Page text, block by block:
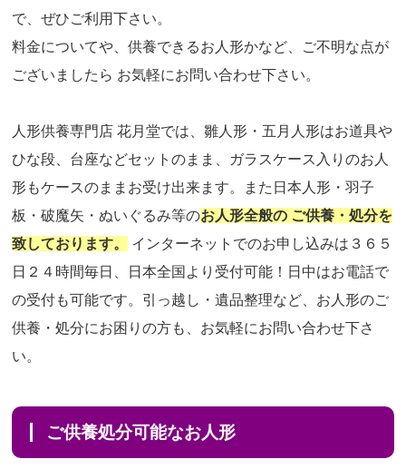
で、ぜひご利用下さい。
料金についてや、供養できるお人形かなど、ご不明な点が
ございましたら お気軽にお問い合わせ下さい。
人形供養専門店 花月堂では、雛人形・五月人形はお道具や
ひな段、台座などセットのまま、ガラスケース入りのお人
形もケースのままお受け出来ます。また日本人形・羽子
板・破魔矢・ぬいぐるみ等のお人形全般の ご供養・処分を
致しております。
インターネットでのお申し込みは３６５
日２４時間毎日、日本全国より受付可能！日中はお電話で
の受付も可能です。引っ越し・遺品整理など、お人形のご
供養・処分にお困りの方も、お気軽にお問い合わせ下さ
い。
ご供養処分可能なお人形